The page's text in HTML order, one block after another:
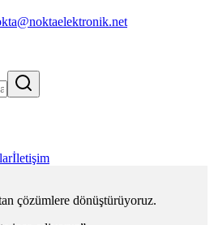
İletişim
çözümlere dönüştürüyoruz.